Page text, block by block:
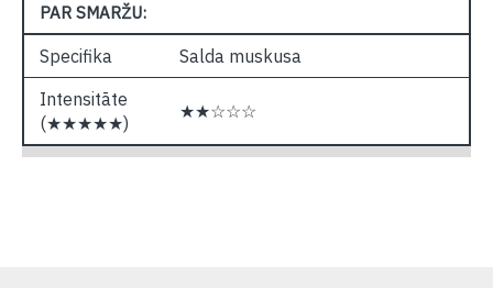
PAR SMARŽU:
Specifika
Salda muskusa
Intensitāte
(★★★★★)
★★☆☆☆